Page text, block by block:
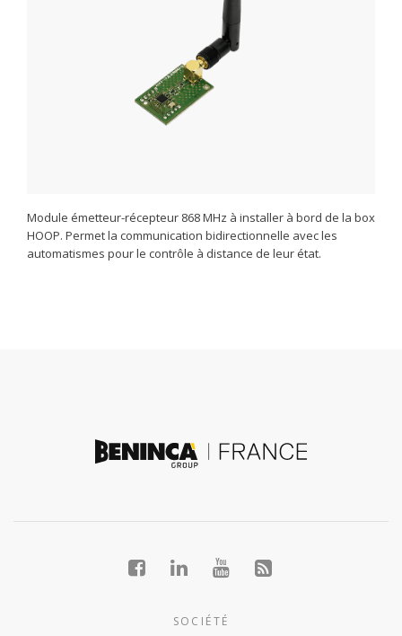
Module émetteur-récepteur 868 MHz à installer à bord de la box
HOOP. Permet la communication bidirectionnelle avec les
automatismes pour le contrôle à distance de leur état.
SOCIÉTÉ